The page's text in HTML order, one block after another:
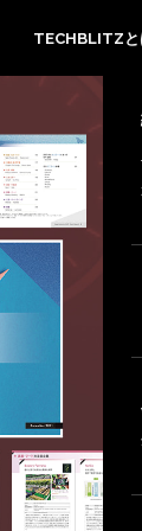
TECHBLITZと